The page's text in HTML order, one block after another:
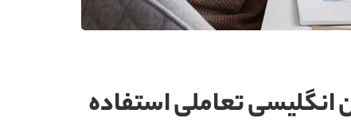
انگلیسی تعاملی استفاده